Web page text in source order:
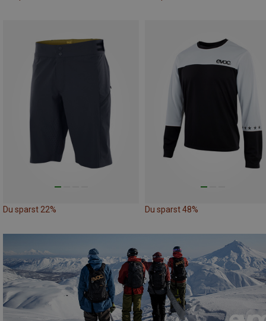
Du sparst 22% Du sparst 48%